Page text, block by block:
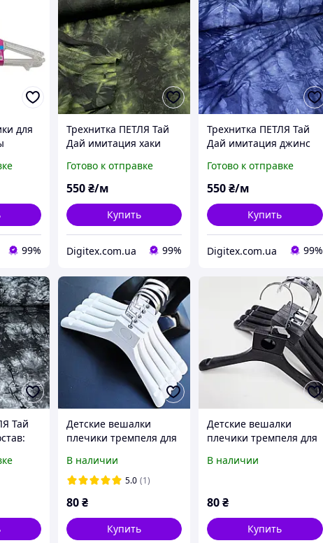
для
в
cm
99%
Трехнитка ПЕТЛЯ Тай
Дай имитация хаки
хлопок для толстовок
спортивных костюмов
Готово к отправке
550₴/м
Купить
Digitex.com.ua 99%
Трехнитка ПЕТЛЯ Тай
Дай имитация джинс
хлопок для толстовок
спортивных костюмов
Готово к отправке
550₴/м
Купить
Digitex.com.ua 99%
Тай
Детские вешалки
плечики тремпеля для
платьев, трикотажа,
курток, белые Лофт, 32
В наличии
5.0 (1)
80₴
Купить
Детские вешалки
плечики тремпеля для
платьев, трикотажа,
В наличии
80₴
Купить